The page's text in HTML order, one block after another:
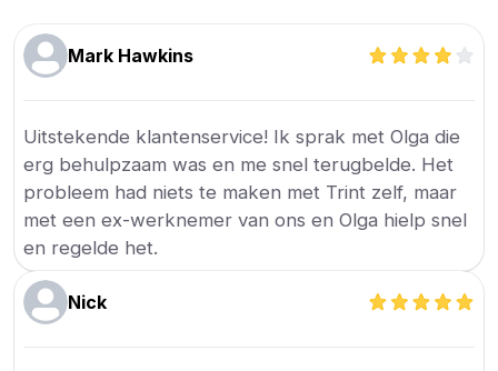
Mark Hawkins
Uitstekende klantenservice! Ik sprak met Olga die
erg behulpzaam was en me snel terugbelde. Het
probleem had niets te maken met Trint zelf, maar
met een ex-werknemer van ons en Olga hielp snel
en regelde het.
Nick